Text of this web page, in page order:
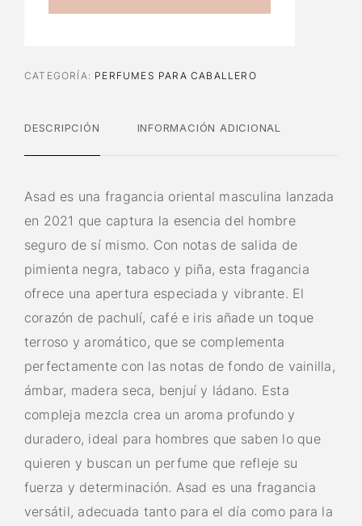
CATEGORÍA: PERFUMES PARA CABALLERO
DESCRIPCIÓN INFORMACIÓN ADICIONAL
Asad es una fragancia oriental masculina lanzada
en 2021 que captura la esencia del hombre
seguro de sí mismo. Con notas de salida de
pimienta negra, tabaco y piña, esta fragancia
ofrece una apertura especiada y vibrante. El
corazón de pachulí, café e iris añade un toque
terroso y aromático, que se complementa
perfectamente con las notas de fondo de vainilla,
ámbar, madera seca, benjuí y ládano. Esta
compleja mezcla crea un aroma profundo y
duradero, ideal para hombres que saben lo que
quieren y buscan un perfume que refleje su
fuerza y determinación. Asad es una fragancia
versátil, adecuada tanto para el día como para la